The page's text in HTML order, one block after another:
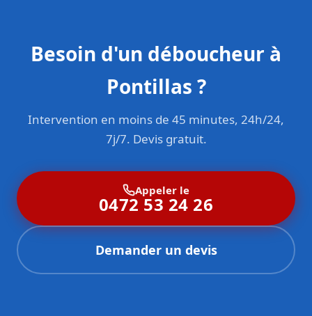
Besoin d'un déboucheur à
Pontillas ?
Intervention en moins de 45 minutes, 24h/24,
7j/7. Devis gratuit.
Appeler le
0472 53 24 26
Demander un devis